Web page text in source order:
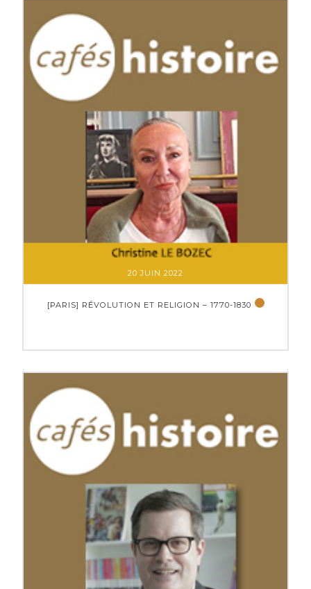
20 JUIN 2022
[PARIS] RÉVOLUTION ET RELIGION – 1770-1830